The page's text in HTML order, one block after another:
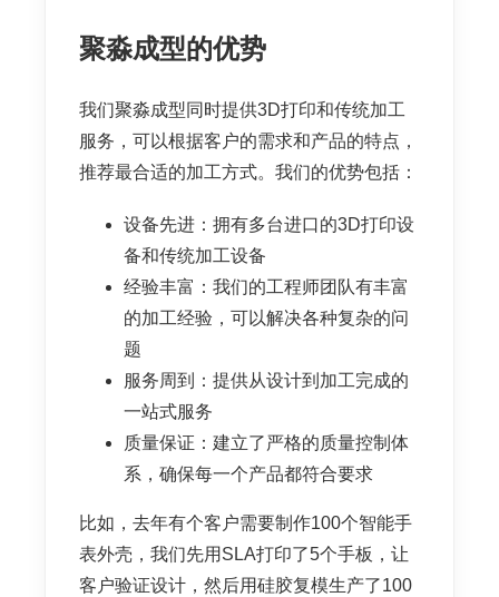
聚淼成型的优势
我们聚淼成型同时提供3D打印和传统加工
服务，可以根据客户的需求和产品的特点，
推荐最合适的加工方式。我们的优势包括：
设备先进：拥有多台进口的3D打印设
备和传统加工设备
经验丰富：我们的工程师团队有丰富
的加工经验，可以解决各种复杂的问
题
服务周到：提供从设计到加工完成的
一站式服务
质量保证：建立了严格的质量控制体
系，确保每一个产品都符合要求
比如，去年有个客户需要制作100个智能手
表外壳，我们先用SLA打印了5个手板，让
客户验证设计，然后用硅胶复模生产了100